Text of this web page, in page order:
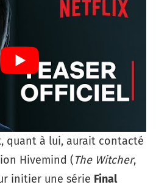
quant à lui, aurait contacté
Hivemind (The Witcher,
initier une série Final